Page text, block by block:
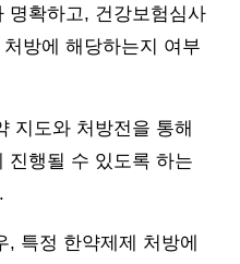
명확하고, 건강보험심사
방에 해당하는지 여부
지도와 처방전을 통해
진행될 수 있도록 하는
특정 한약제제 처방에